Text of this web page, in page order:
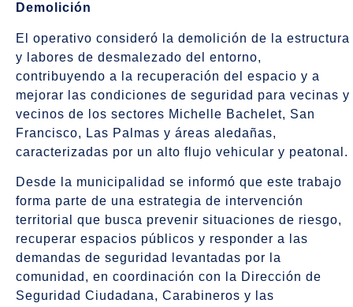
Demolición
El operativo consideró la demolición de la estructura
y labores de desmalezado del entorno,
contribuyendo a la recuperación del espacio y a
mejorar las condiciones de seguridad para vecinas y
vecinos de los sectores Michelle Bachelet, San
Francisco, Las Palmas y áreas aledañas,
caracterizadas por un alto flujo vehicular y peatonal.
Desde la municipalidad se informó que este trabajo
forma parte de una estrategia de intervención
territorial que busca prevenir situaciones de riesgo,
recuperar espacios públicos y responder a las
demandas de seguridad levantadas por la
comunidad, en coordinación con la Dirección de
Seguridad Ciudadana, Carabineros y las